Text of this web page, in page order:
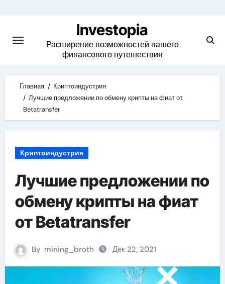
content
Investopia
Расширение возможностей вашего
финансового путешествия
Главная
Криптоиндустрия
Лучшие предложении по обмену крипты на фиат от
Betatransfer
Криптоиндустрия
Лучшие предложении по
обмену крипты на фиат
от Betatransfer
By mining_broth Дек 22, 2021